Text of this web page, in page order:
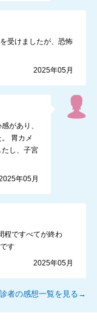
受けましたが、恐怖
2025年05月
があり、
胃カメ
し、子宮
年05月
程ですべてが終わ
す
2025年05月
者の感想一覧を見る→